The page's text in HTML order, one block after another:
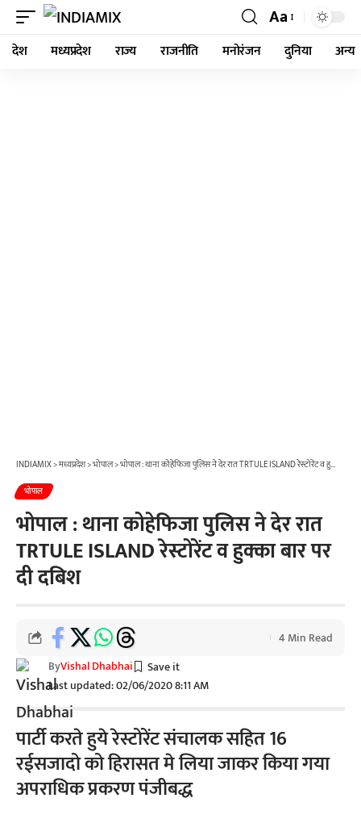
Aa
देश मध्यप्रदेश राज्य राजनीति मनोरंजन दुनिया अन्य
INDIAMIX>मध्यप्रदेश>भोपाल>भोपाल : थाना कोहेफिजा पुलिस ने देर रात TRTULE ISLAND रेस्टोरेंट व हुक्का बार पर दी दबिश
भोपाल
भोपाल : थाना कोहेफिजा पुलिस ने देर रात
TRTULE ISLAND रेस्टोरेंट व हुक्का बार पर
दी दबिश
Last updated: 02/06/2020 8:11 AM
ByVishal Dhabhai
4 Min Read
पार्टी करते हुये रेस्टोरेंट संचालक सहित 16
रईसजादो को हिरासत मे लिया जाकर किया गया
अपराधिक प्रकरण पंजीबद्ध